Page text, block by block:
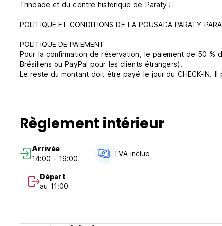
Trindade et du centre historique de Paraty !
POLITIQUE ET CONDITIONS DE LA POUSADA PARATY
POLITIQUE DE PAIEMENT
Pour la confirmation de réservation, le paiement de 50 %
Brésiliens ou PayPal pour les clients étrangers).
Le reste du montant doit être payé le jour du CHECK-
• Annulation jusqu'à 60 jours avant la date d'arrivée, il y
• Annulation jusqu'à 30 jours avant la date d'arrivée, le
- Frais de retour : 98,00 BRL
- Frais de transfert de date : 39,00 BRL
• Annulation moins de 30 jours avant la date d'arrivée, il
date et des frais de 39,00 R$ seront facturés.
• En cas d'annulation à moins de 15 jours de la date
également PAS possible de transférer la date.
• En cas de départ anticipé, en cours de séjour, le
Règlement intérieur
Arrivée
14:00 - 19:00
Départ
au 11:00
TVA inclue